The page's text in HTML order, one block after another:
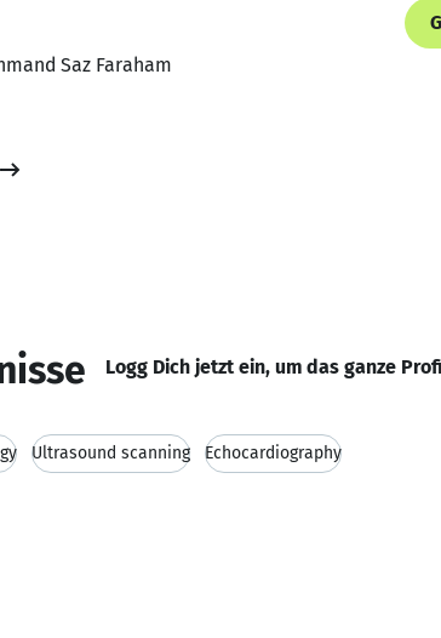
Saz Faraham
Logg Dich jetzt ein, um das ganze
Ultrasound scanning Echocardiography